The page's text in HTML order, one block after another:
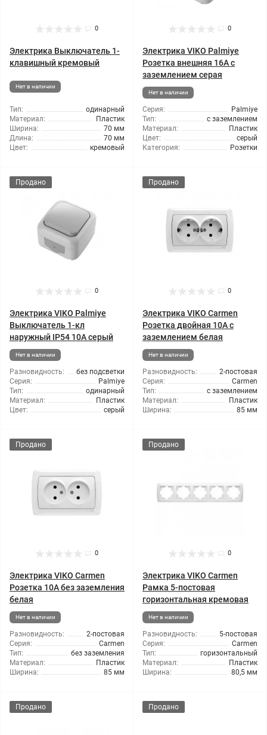
0
Электрика Выключатель 1-
клавишный кремовый
Нет в наличии
Тип:
одинарный
Материал:
Пластик
Ширина:
70 мм
Длина:
70 мм
Цвет:
кремовый
0
Электрика VIKO Palmiye
Розетка внешняя 16А с
заземлением серая
Нет в наличии
Серия:
Palmiye
Тип:
с заземлением
Материал:
Пластик
Цвет:
серый
Категория:
Розетки
Продано
0
Электрика VIKO Palmiye
Выключатель 1-кл
наружный IP54 10А серый
Нет в наличии
Разновидность:
без подсветки
Серия:
Palmiye
Тип:
одинарный
Материал:
Пластик
Цвет:
серый
Продано
0
Электрика VIKO Carmen
Розетка двойная 10А с
заземлением белая
Нет в наличии
Разновидность:
2-постовая
Серия:
Carmen
Тип:
с заземлением
Материал:
Пластик
Ширина:
85 мм
Продано
0
Электрика VIKO Carmen
Розетка 10А без заземления
белая
Нет в наличии
Разновидность:
2-постовая
Серия:
Carmen
Тип:
без заземления
Материал:
Пластик
Ширина:
85 мм
Продано
0
Электрика VIKO Carmen
Рамка 5-постовая
горизонтальная кремовая
Нет в наличии
Разновидность:
5-постовая
Серия:
Carmen
Тип:
горизонтальный
Материал:
Пластик
Ширина:
80,5 мм
Продано Продано